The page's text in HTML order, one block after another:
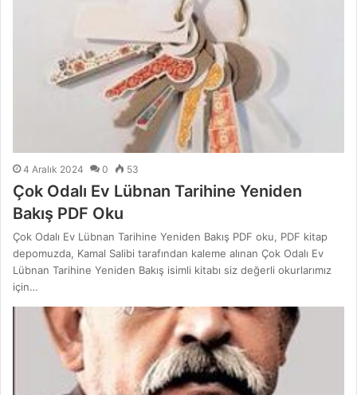
4 Aralık 2024 0 53
Çok Odalı Ev Lübnan Tarihine Yeniden
Bakış PDF Oku
Çok Odalı Ev Lübnan Tarihine Yeniden Bakış PDF oku, PDF kitap
depomuzda, Kamal Salibi tarafından kaleme alınan Çok Odalı Ev
Lübnan Tarihine Yeniden Bakış isimli kitabı siz değerli okurlarımız
için…